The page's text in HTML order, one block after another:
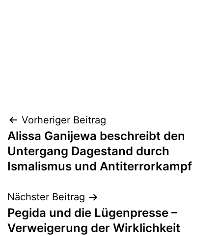
Beitragsnavigation
Vorheriger Beitrag
Alissa Ganijewa beschreibt den
Untergang Dagestand durch
Ismalismus und Antiterrorkampf
Nächster Beitrag
Pegida und die Lügenpresse –
Verweigerung der Wirklichkeit